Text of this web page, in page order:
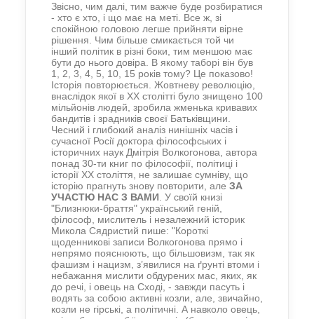
Звісно, чим далі, тим важче буде розбиратися
- хто є хто, і що має на меті. Все ж, зі
спокійною головою легше прийняти вірне
рішення. Чим більше смикається той чи
інший політик в різні боки, тим меншою має
бути до нього довіра. В якому таборі він був
1, 2, 3, 4, 5, 10, 15 років тому? Це показово!
Історія повторюється. Жовтневу революцію,
внаслідок якої в ХХ столітті було знищено 100
мільйонів людей, зробила жменька кривавих
бандитів і зрадників своєї Батьківщини.
Чесний і глибокий аналіз нинішніх часів і
сучасної Росії доктора філософських і
історичних наук Дмітрія Волкогонова, автора
понад 30-ти книг по філософії, політиці і
історії ХХ століття, не залишає сумніву, що
історію прагнуть знову повторити, але ЗА
УЧАСТЮ НАС З ВАМИ. У своїй книзі
"Близнюки-браття" український геній,
філософ, мислитель і незалежний історик
Микола Сядристий пише: "Короткі
щоденникові записи Волкогонова прямо і
непрямо пояснюють, що більшовизм, так як
фашизм і нацизм, з’явилися на ґрунті втоми і
небажання мислити обдурених мас, яких, як
до речі, і овець на Сході, - завжди пасуть і
водять за собою активні козли, але, звичайно,
козли не гірські, а політичні. А навколо овець,